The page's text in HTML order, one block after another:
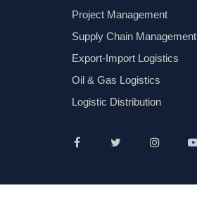
Project Management
Supply Chain Management
Export-Import Logistics
Oil & Gas Logistics
Logistic Distribution